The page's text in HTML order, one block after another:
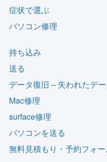
症状で選ぶ
パソコン修理
持ち込み
送る
データ復旧 – 失われたデ
Mac修理
surface修理
パソコンを送る
無料見積もり・予約フォ